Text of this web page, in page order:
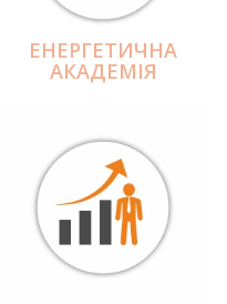
ЕНЕРГЕТИЧНА
АКАДЕМІЯ